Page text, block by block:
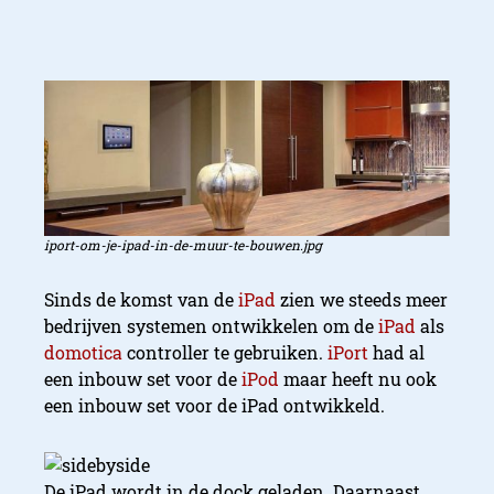
iport-om-je-ipad-in-de-muur-te-bouwen.jpg
Sinds de komst van deiPad zien we steeds meer
bedrijven systemen ontwikkelen om deiPad als
domotica controller te gebruiken. iPort had al
een inbouw set voor deiPod maar heeft nu ook
een inbouw set voor de iPad ontwikkeld.